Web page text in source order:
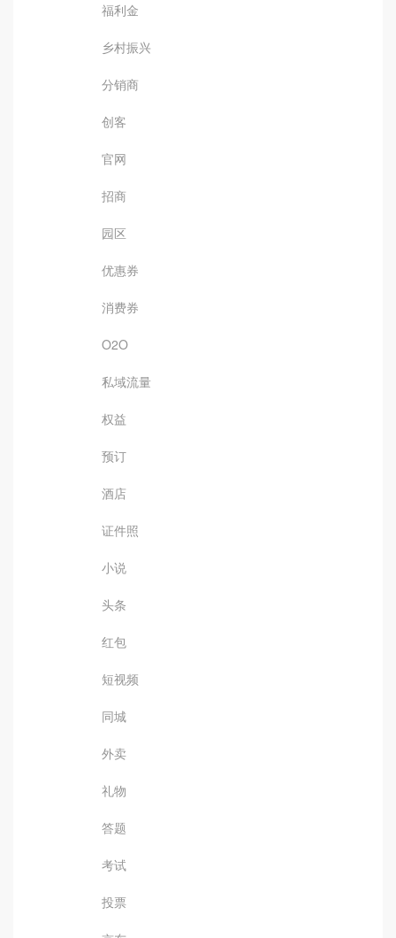
福利金
乡村振兴
分销商
创客
官网
招商
园区
优惠券
消费券
O2O
私域流量
权益
预订
酒店
证件照
小说
头条
红包
短视频
同城
外卖
礼物
答题
考试
投票